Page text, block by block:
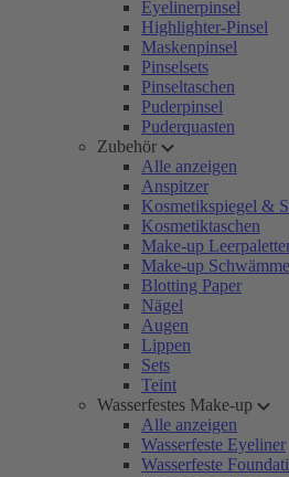
Eyelinerpinsel
Highlighter-Pinsel
Maskenpinsel
Pinselsets
Pinseltaschen
Puderpinsel
Puderquasten
Zubehör
Alle anzeigen
Anspitzer
Kosmetikspiegel &
Kosmetiktaschen
Make-up
Make-up Schwämme
Blotting Paper
Nägel
Augen
Lippen
Sets
Teint
Wasserfestes Make-up
Alle anzeigen
Wasserfeste Eyeliner
Wasserfeste